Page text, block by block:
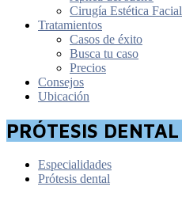
Cirugía Estética Facial
Tratamientos
Casos de éxito
Busca tu caso
Precios
Consejos
Ubicación
PRÓTESIS DENTAL
Especialidades
Prótesis dental